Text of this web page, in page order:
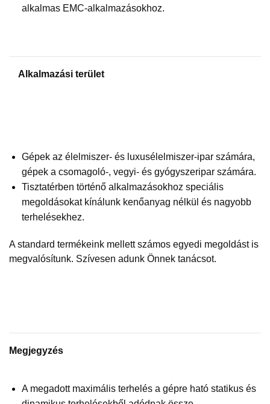
alkalmas EMC-alkalmazásokhoz.
Alkalmazási terület
Gépek az élelmiszer- és luxusélelmiszer-ipar számára,
gépek a csomagoló-, vegyi- és gyógyszeripar számára.
Tisztatérben történő alkalmazásokhoz speciális
megoldásokat kínálunk kenőanyag nélkül és nagyobb
terhelésekhez.
A standard termékeink mellett számos egyedi megoldást is
megvalósítunk. Szívesen adunk Önnek tanácsot.
Megjegyzés
A megadott maximális terhelés a gépre ható statikus és